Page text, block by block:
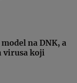
na DNK, a
virusa koji